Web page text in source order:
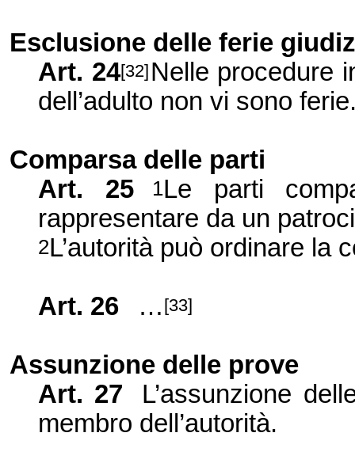
Esclusione delle ferie
Art. 24[32] Nelle procedure
dell’adulto non vi sono
Comparsa delle parti
Art. 25
1Le parti
rappresentare da un
2L’autorità può ordinare la
Art. 26 … [33]
Assunzione delle prove
Art. 27
L’assunzione
membro dell’autorità.